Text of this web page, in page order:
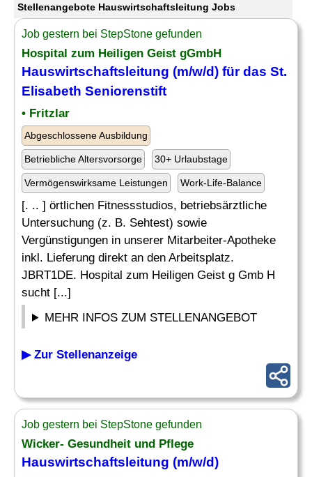
Stellenangebote Hauswirtschaftsleitung Jobs
Job gestern bei StepStone gefunden
Hospital zum Heiligen Geist gGmbH
Hauswirtschaftsleitung (m/w/d) für das St.
Elisabeth Seniorenstift
• Fritzlar
Abgeschlossene Ausbildung
Betriebliche Altersvorsorge 30+ Urlaubstage
Vermögenswirksame Leistungen Work-Life-Balance
[. .. ] örtlichen Fitnessstudios, betriebsärztliche
Untersuchung (z. B. Sehtest) sowie
Vergünstigungen in unserer Mitarbeiter-Apotheke
inkl. Lieferung direkt an den Arbeitsplatz.
JBRT1DE. Hospital zum Heiligen Geist g Gmb H
sucht [...]
MEHR INFOS ZUM STELLENANGEBOT
▶ Zur Stellenanzeige
Job gestern bei StepStone gefunden
Wicker- Gesundheit und Pflege
Hauswirtschaftsleitung (m/w/d)